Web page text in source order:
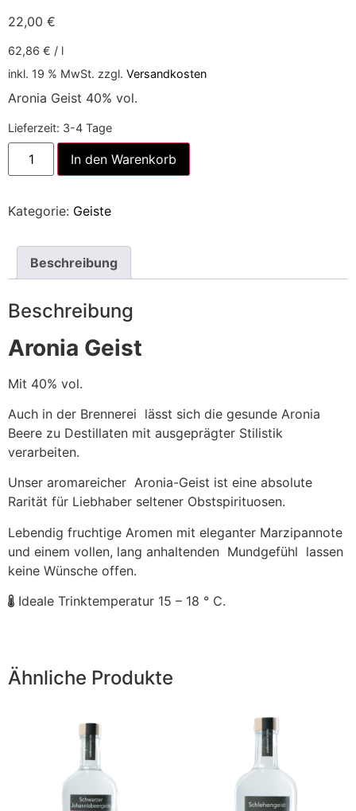
22,00 €
62,86 € / l
inkl. 19 % MwSt. zzgl. Versandkosten
Aronia Geist 40% vol.
Lieferzeit: 3-4 Tage
In den Warenkorb
Kategorie: Geiste
Beschreibung
Beschreibung
Aronia Geist
Mit 40% vol.
Auch in der Brennerei lässt sich die gesunde Aronia
Beere zu Destillaten mit ausgeprägter Stilistik
verarbeiten.
Unser aromareicher Aronia-Geist ist eine absolute
Rarität für Liebhaber seltener Obstspirituosen.
Lebendig fruchtige Aromen mit eleganter Marzipannote
und einem vollen, lang anhaltenden Mundgefühl lassen
keine Wünsche offen.
Ideale Trinktemperatur 15 – 18 ° C.
Ähnliche Produkte